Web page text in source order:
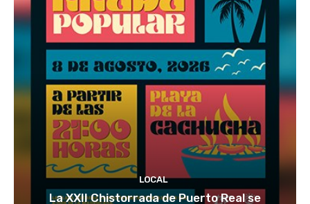
LOCAL
La XXII Chistorrada de Puerto Real se